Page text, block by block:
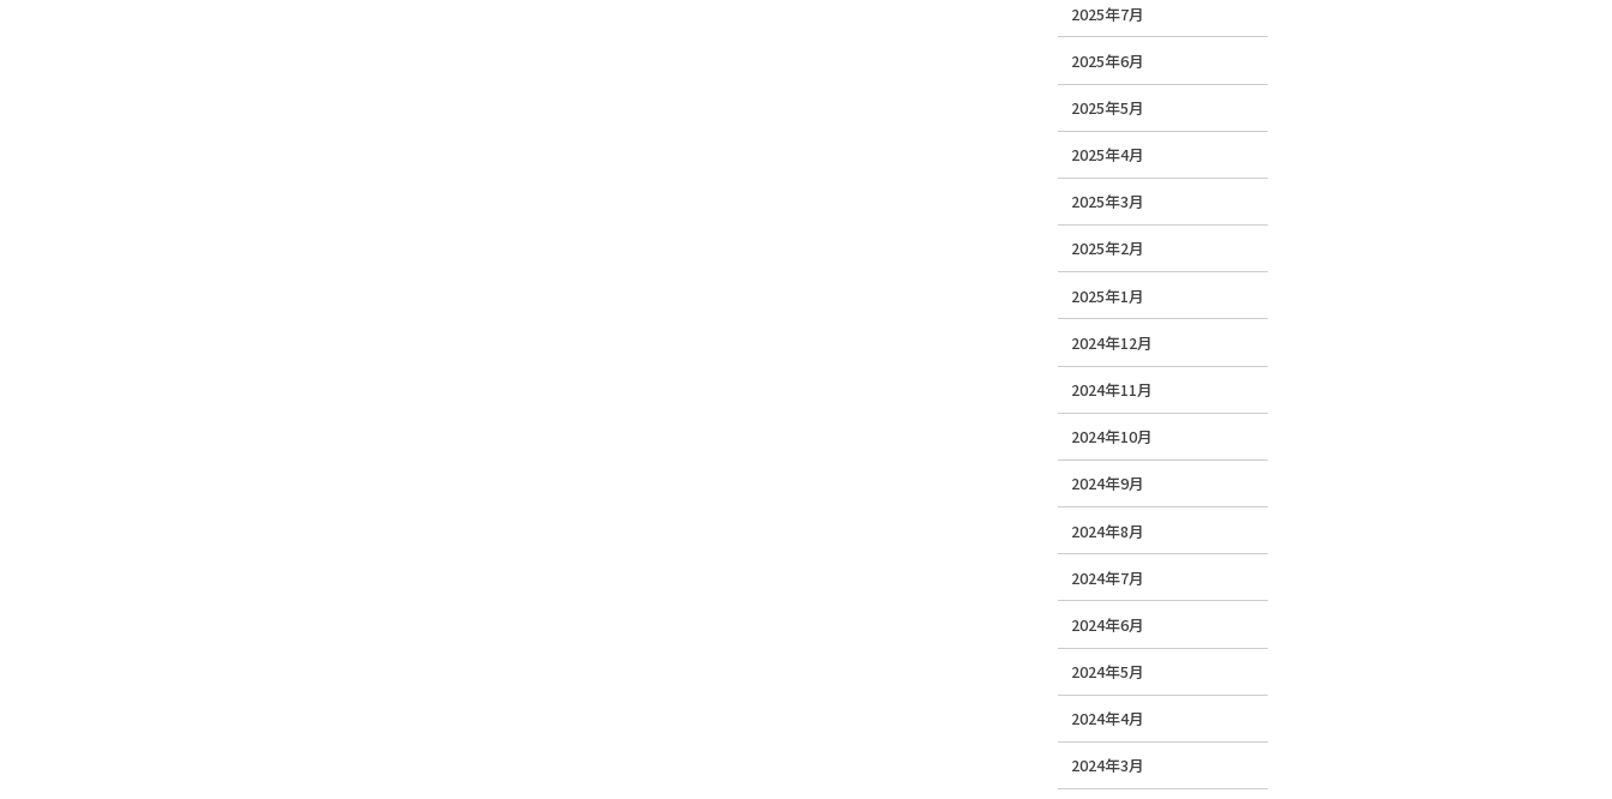
2025年7月
2025年6月
2025年5月
2025年4月
2025年3月
2025年2月
2025年1月
2024年12月
2024年11月
2024年10月
2024年9月
2024年8月
2024年7月
2024年6月
2024年5月
2024年4月
2024年3月